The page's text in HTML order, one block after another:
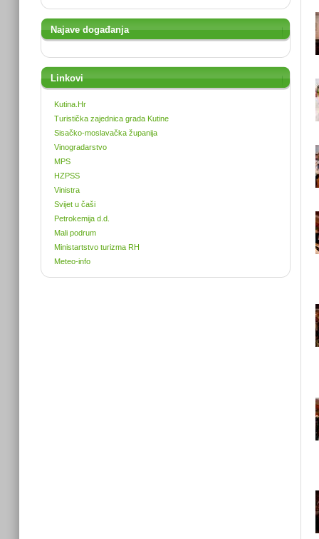
Najave događanja
Linkovi
Kutina.Hr
Turistička zajednica grada Kutine
Sisačko-moslavačka županija
Vinogradarstvo
MPS
HZPSS
Vinistra
Svijet u čaši
Petrokemija d.d.
Mali podrum
Ministartstvo turizma RH
Meteo-info